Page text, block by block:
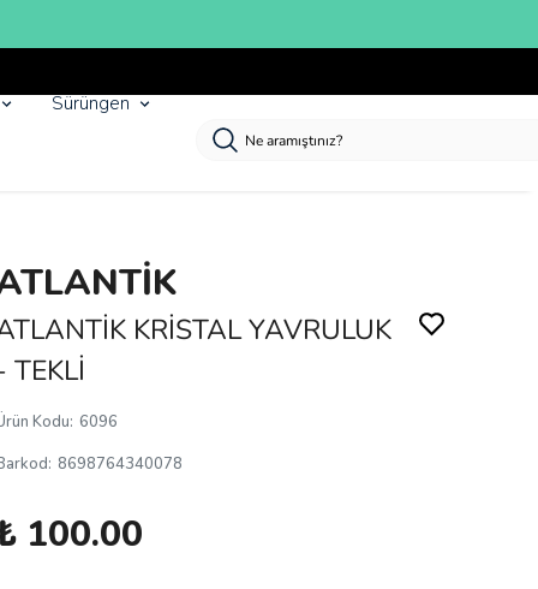
Sürüngen
KRİSTAL YAVRULUK
TEKLİ
Kodu: 6096
: 8698764340078
100.00